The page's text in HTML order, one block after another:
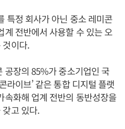
특정 회사가 아닌 중소 레미콘
계 전반에서 사용할 수 있는 오
것이다.
공장의 85%가 중소기업인 국
라이브’ 같은 통합 디지털 플랫
속화해 업계 전반의 동반성장을
고 있다.